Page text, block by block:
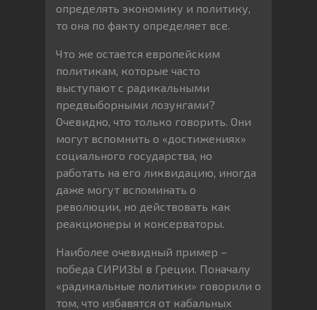
определять экономику и политику,
то она по факту определяет все.
Что же остается европейским
политикам, которые часто
выступают с радикальными
предвыборными лозунгами?
Очевидно, что только говорить. Они
могут вспомнить о «достижениях»
социального государства, но
работать на его ликвидацию, иногда
даже могут вспоминать о
революции, но действовать как
реакционеры и консерваторы.
Наиболее очевидный пример –
победа СИРИЗЫ в Греции. Поначалу
«радикальные политики» говорили о
том, что избавятся от кабальных